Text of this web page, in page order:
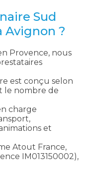
Sud
Avignon ?
Provence, nous
est conçu selon
le nombre de
charge
et
Atout France,
IM013150002),